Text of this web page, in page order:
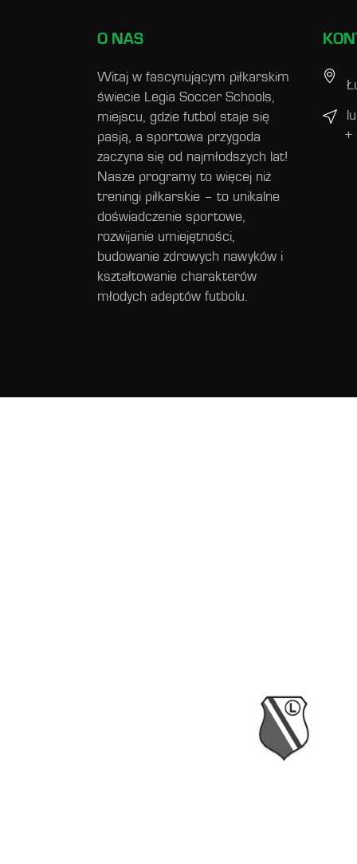
O NAS
Witaj w fascynującym piłkarskim
świecie Legia Soccer Schools,
miejscu, gdzie futbol staje się
pasją, a sportowa przygoda
zaczyna się od najmłodszych lat!
Nasze programy to więcej niż
treningi piłkarskie – to unikalne
doświadczenie sportowe,
rozwijanie umiejętności,
budowanie zdrowych nawyków i
kształtowanie charakterów
młodych adeptów futbolu.
+